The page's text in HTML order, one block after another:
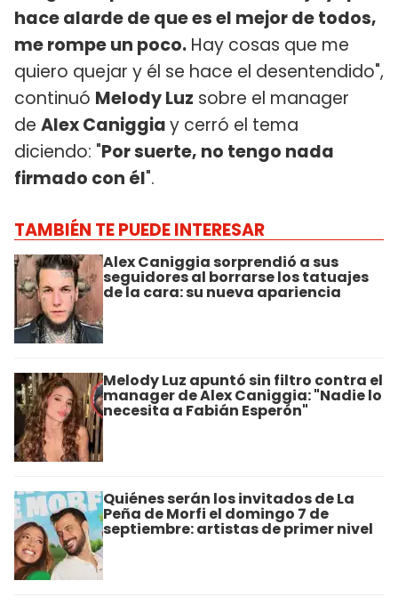
hace alarde de que es el mejor de todos,
me rompe un poco. Hay cosas que me
quiero quejar y él se hace el desentendido",
continuó Melody Luz sobre el manager
de Alex Caniggiay cerró el tema
diciendo: "Por suerte, no tengo nada
firmado con él".
TAMBIÉN TE PUEDE INTERESAR
Alex Caniggia sorprendió a sus
seguidores al borrarse los tatuajes
de la cara: su nueva apariencia
Melody Luz apuntó sin filtro contra el
manager de Alex Caniggia: "Nadie lo
necesita a Fabián Esperón"
Quiénes serán los invitados de La
Peña de Morfi el domingo 7 de
septiembre: artistas de primer nivel